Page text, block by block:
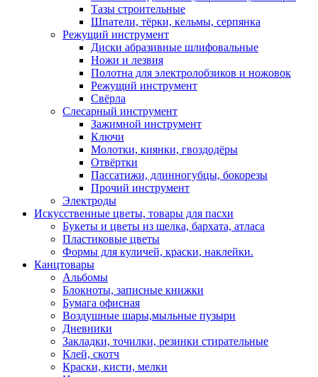
Тазы строительные
Шпатели, тёрки, кельмы, серпянка
Режущий инструмент
Диски абразивные шлифовальные
Ножи и лезвия
Полотна для электролобзиков и ножовок
Режущий инструмент
Свёрла
Слесарный инструмент
Зажимной инструмент
Ключи
Молотки, киянки, гвоздодёры
Отвёртки
Пассатижи, длинногубцы, бокорезы
Прочий инструмент
Электроды
Искусственные цветы, товары для пасхи
Букеты и цветы из шелка, бархата, атласа
Пластиковые цветы
Формы для куличей, краски, наклейки.
Канцтовары
Альбомы
Блокноты, записные книжки
Бумага офисная
Воздушные шары,мыльные пузыри
Дневники
Закладки, точилки, резинки стирательные
Клей, скотч
Краски, кисти, мелки